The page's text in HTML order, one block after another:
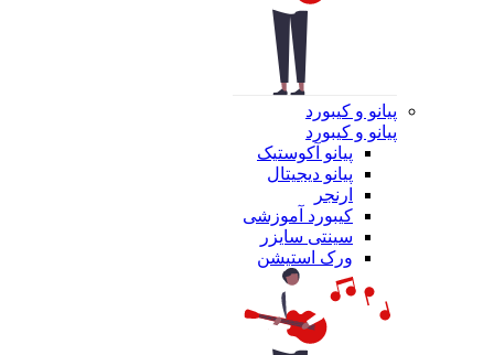
پیانو و کیبورد
پیانو و کیبورد
پیانو آکوستیک
پیانو دیجیتال
ارنجر
کیبورد آموزشی
سینتی سایزر
ورک استیشن